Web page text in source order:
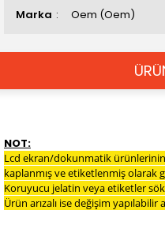
Marka Oem (Oem)
NOT:
Lcd ekran/dokunmatik
kaplanmış ve etiketlenmiş olarak
Koruyucu jelatin veya etiketler
Ürün arızalı ise değişim